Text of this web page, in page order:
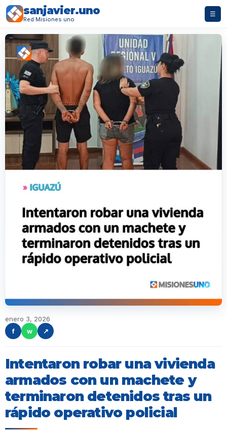
sanjavier.uno
Red Misiones.uno
☰
enero 3, 2026
f
w ↗
Intentaron robar una vivienda
armados con un machete y
terminaron detenidos tras un
rápido operativo policial